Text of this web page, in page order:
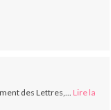
des Lettres,... Lire la